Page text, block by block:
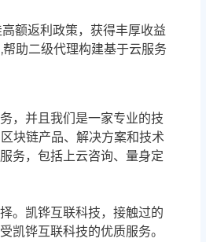
额返利政策，获得丰厚收益
助二级代理构建基于云服务
，并且我们是一家专业的技
块链产品、解决方案和技术
务，包括上云咨询、量身定
。凯铧互联科技，接触过的
凯铧互联科技的优质服务。